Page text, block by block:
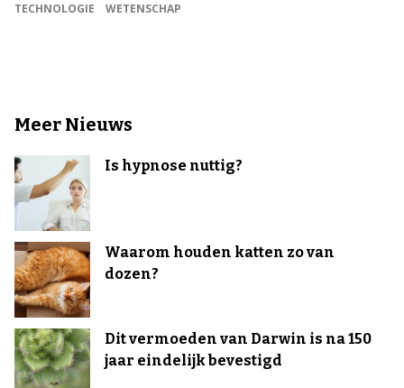
TECHNOLOGIE
WETENSCHAP
Meer Nieuws
Is hypnose nuttig?
Waarom houden katten zo van
dozen?
Dit vermoeden van Darwin is na 150
jaar eindelijk bevestigd